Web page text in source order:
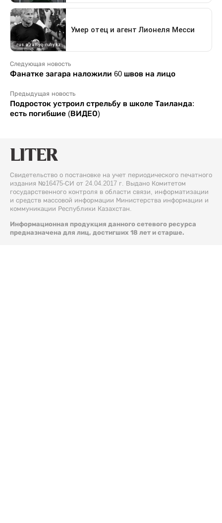
Следующая новость
Фанатке загара наложили 60 швов на лицо
Предыдущая новость
Подросток устроил стрельбу в школе Таиланда:
есть погибшие (ВИДЕО)
Свидетельство о постановке на учет периодического печатного
издания №16475-СИ от 24.04.2017 г. Выдано Комитетом
государственного контроля в области связи, информатизации
и средств массовой информации Министерства информации и
коммуникации Республики Казахстан.
Информационная продукция данного сетевого ресурса
предназначена для лиц, достигших 18 лет и старше.